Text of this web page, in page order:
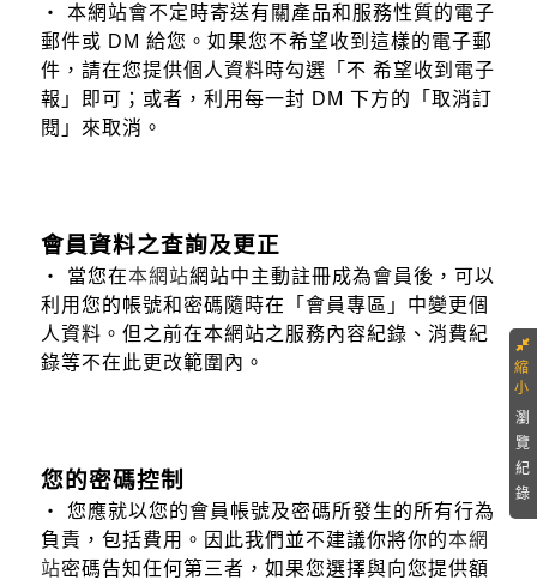
‧ 本網站會不定時寄送有關產品和服務性質的電子
郵件或 DM 給您。如果您不希望收到這樣的電子郵
件，請在您提供個人資料時勾選「不 希望收到電子
報」即可；或者，利用每一封 DM 下方的「取消訂
閱」來取消。
會員資料之查詢及更正
‧ 當您在本網站網站中主動註冊成為會員後，可以
利用您的帳號和密碼隨時在「會員專區」中變更個
人資料。但之前在本網站之服務內容紀錄、消費紀
錄等不在此更改範圍內。
您的密碼控制
‧ 您應就以您的會員帳號及密碼所發生的所有行為
負責，包括費用。因此我們並不建議你將你的本網
站密碼告知任何第三者，如果您選擇與向您提供額
瀏
覽
紀
錄